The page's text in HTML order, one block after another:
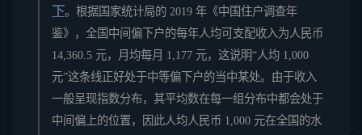
下。根据国家统计局的 2019 年《中国住户调查年
鉴》，全国中间偏下户的每年人均可支配收入为人民币
14,360.5 元，月均每月 1,177 元，这说明“人均 1,000
元”这条线正好处于中等偏下户的当中某处。由于收入
一般呈现指数分布，其平均数在每一组分布中都会处于
中间偏上的位置，因此人均人民币 1,000 元在全国的水